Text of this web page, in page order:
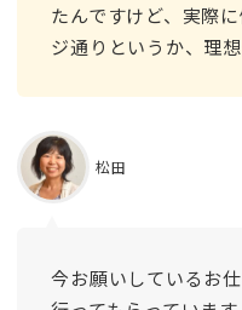
たんですけど、実際
ジ通りというか、理
松田
今お願いしているお